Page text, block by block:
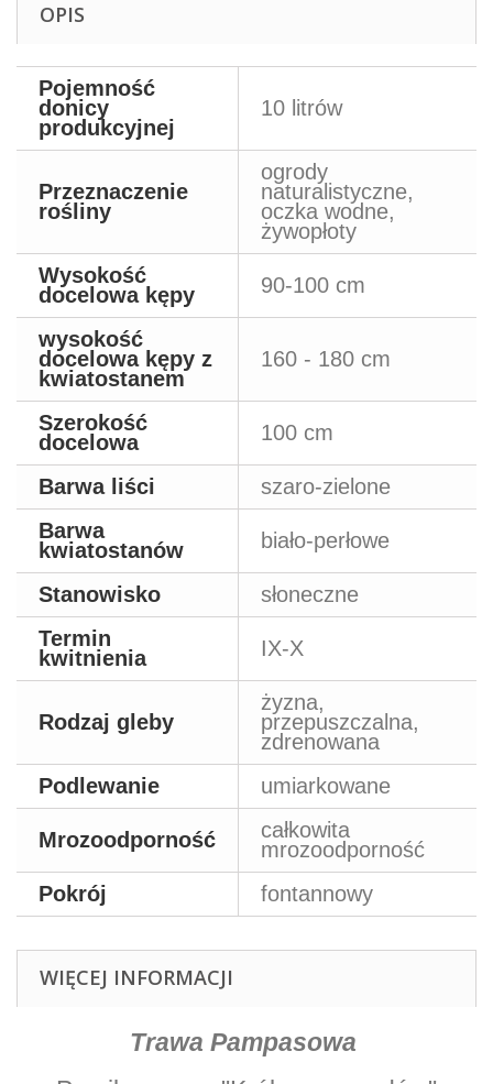
OPIS
Pojemność
donicy
produkcyjnej
10 litrów
Przeznaczenie
rośliny
ogrody
naturalistyczne,
oczka wodne,
żywopłoty
Wysokość
docelowa kępy
90-100 cm
wysokość
docelowa kępy z
kwiatostanem
160 - 180 cm
Szerokość
docelowa
100 cm
Barwa liści
szaro-zielone
Barwa
kwiatostanów
biało-perłowe
Stanowisko
słoneczne
Termin
kwitnienia
IX-X
Rodzaj gleby
żyzna,
przepuszczalna,
zdrenowana
Podlewanie
umiarkowane
Mrozoodporność
całkowita
mrozoodporność
Pokrój
fontannowy
WIĘCEJ INFORMACJI
Trawa Pampasowa